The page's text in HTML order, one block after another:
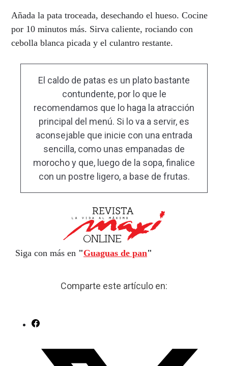
Añada la pata troceada, desechando el hueso. Cocine
por 10 minutos más. Sirva caliente, rociando con
cebolla blanca picada y el culantro restante.
El caldo de patas es un plato bastante
contundente, por lo que le
recomendamos que lo haga la atracción
principal del menú. Si lo va a servir, es
aconsejable que inicie con una entrada
sencilla, como unas empanadas de
morocho y que, luego de la sopa, finalice
con un postre ligero, a base de frutas.
Siga con más en "Guaguas de pan"
Comparte este artículo en: